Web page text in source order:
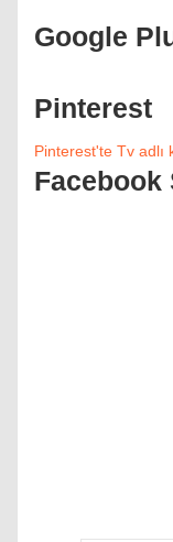
Google
Pinterest
Pinterest'te Tv adlı
Facebook